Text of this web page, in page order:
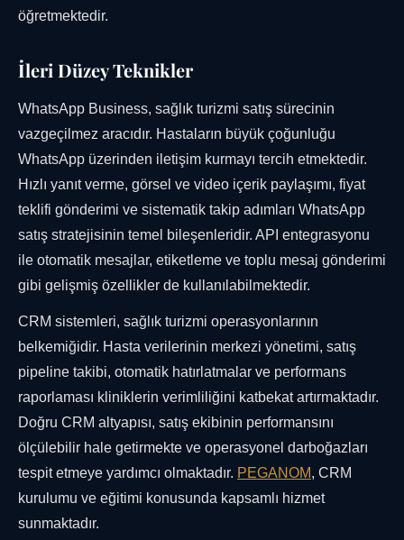
öğretmektedir.
İleri Düzey Teknikler
WhatsApp Business, sağlık turizmi satış sürecinin
vazgeçilmez aracıdır. Hastaların büyük çoğunluğu
WhatsApp üzerinden iletişim kurmayı tercih etmektedir.
Hızlı yanıt verme, görsel ve video içerik paylaşımı, fiyat
teklifi gönderimi ve sistematik takip adımları WhatsApp
satış stratejisinin temel bileşenleridir. API entegrasyonu
ile otomatik mesajlar, etiketleme ve toplu mesaj gönderimi
gibi gelişmiş özellikler de kullanılabilmektedir.
CRM sistemleri, sağlık turizmi operasyonlarının
belkemiğidir. Hasta verilerinin merkezi yönetimi, satış
pipeline takibi, otomatik hatırlatmalar ve performans
raporlaması kliniklerin verimliliğini katbekat artırmaktadır.
Doğru CRM altyapısı, satış ekibinin performansını
ölçülebilir hale getirmekte ve operasyonel darboğazları
tespit etmeye yardımcı olmaktadır. PEGANOM, CRM
kurulumu ve eğitimi konusunda kapsamlı hizmet
sunmaktadır.